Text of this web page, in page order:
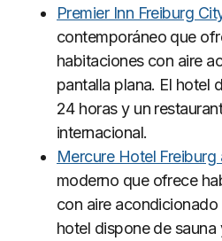
Premier Inn Freiburg
contemporáneo que
habitaciones con aire
pantalla plana. El hotel
24 horas y un
internacional.
Mercure Hotel Freiburg
moderno que ofrece
con aire acondicionado
hotel dispone de